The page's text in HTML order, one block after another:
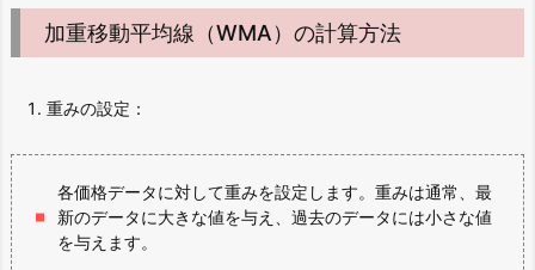
加重移動平均線（WMA）の計算方法
重みの設定：
各価格データに対して重みを設定します。重みは通常、最
新のデータに大きな値を与え、過去のデータには小さな値
を与えます。